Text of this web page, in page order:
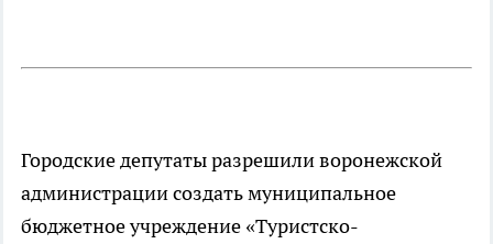
Городские депутаты разрешили воронежской
администрации создать муниципальное
бюджетное учреждение «Туристско-